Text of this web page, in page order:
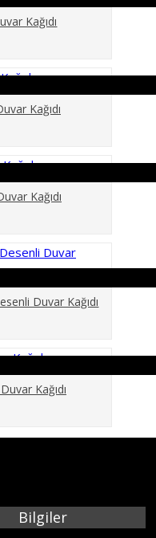
Kağıdı
Kağıdı
Kağıdı
Duvar Kağıdı
Kağıdı
Bilgiler